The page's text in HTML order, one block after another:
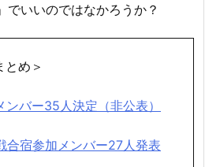
いいのではなかろうか？
とめ＞
ンバー35人決定（非公表）
合宿参加メンバー27人発表